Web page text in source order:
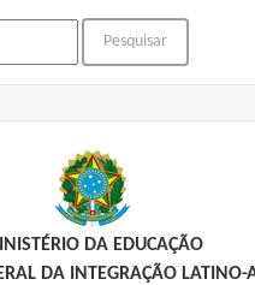
DA EDUCAÇÃO
DA INTEGRAÇÃO LATINO-